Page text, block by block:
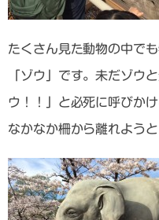
たくさん見た動物の中で
「ゾウ」です。未だゾウ
ウ！！」と必死に呼びか
なかなか柵から離れよう